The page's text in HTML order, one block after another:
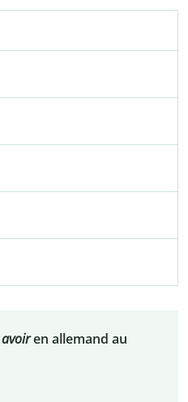
avoiren allemand au